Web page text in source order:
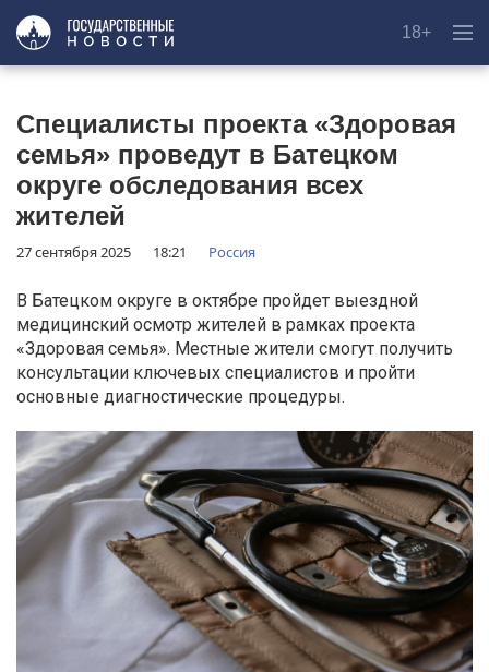
18+
Специалисты проекта «Здоровая
семья» проведут в Батецком
округе обследования всех
жителей
27 сентября 2025 18:21 Россия
В Батецком округе в октябре пройдет выездной
медицинский осмотр жителей в рамках проекта
«Здоровая семья». Местные жители смогут получить
консультации ключевых специалистов и пройти
основные диагностические процедуры.